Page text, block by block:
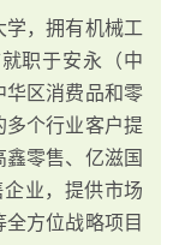
学，拥有机械工
职于安永（中
华区消费品和零
个行业客户提
零售、亿滋国
业，提供市场
方位战略项目